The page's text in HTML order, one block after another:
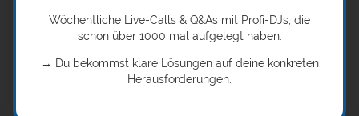
Wöchentliche Live-Calls & Q&As mit Profi-DJs, die
schon über 1000 mal aufgelegt haben.
→ Du bekommst klare Lösungen auf deine konkreten
Herausforderungen.